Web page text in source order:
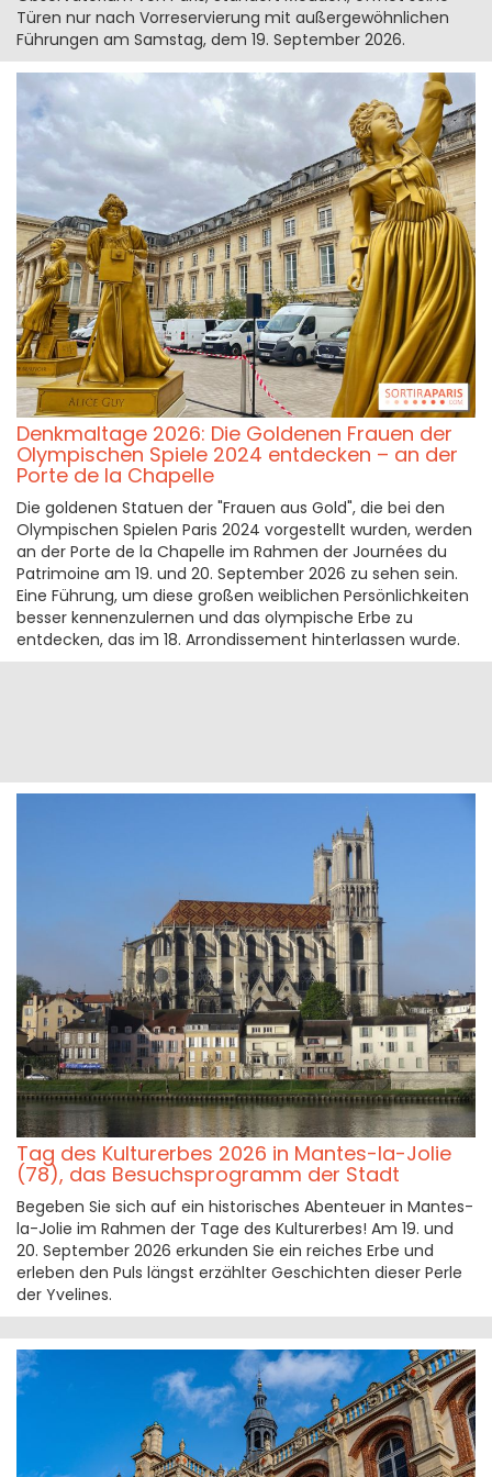
Türen nur nach Vorreservierung mit außergewöhnlichen
Führungen am Samstag, dem 19. September 2026.
Denkmaltage 2026: Die Goldenen Frauen der
Olympischen Spiele 2024 entdecken – an der
Porte de la Chapelle
Die goldenen Statuen der "Frauen aus Gold", die bei den
Olympischen Spielen Paris 2024 vorgestellt wurden, werden
an der Porte de la Chapelle im Rahmen der Journées du
Patrimoine am 19. und 20. September 2026 zu sehen sein.
Eine Führung, um diese großen weiblichen Persönlichkeiten
besser kennenzulernen und das olympische Erbe zu
entdecken, das im 18. Arrondissement hinterlassen wurde.
Tag des Kulturerbes 2026 in Mantes-la-Jolie
(78), das Besuchsprogramm der Stadt
Begeben Sie sich auf ein historisches Abenteuer in Mantes-
la-Jolie im Rahmen der Tage des Kulturerbes! Am 19. und
20. September 2026 erkunden Sie ein reiches Erbe und
erleben den Puls längst erzählter Geschichten dieser Perle
der Yvelines.